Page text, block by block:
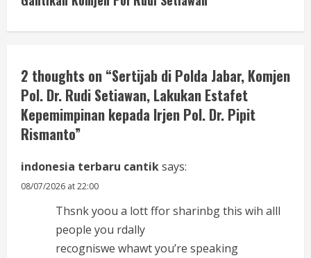
n
u
e
R
e
a
d
2 thoughts on “Sertijab di Polda Jabar, Komjen
Pol. Dr. Rudi Setiawan, Lakukan Estafet
Kepemimpinan kepada Irjen Pol. Dr. Pipit
Rismanto”
indonesia terbaru cantiksays:
08/07/2026 at 22:00
Thsnk yoou a lott ffor sharinbg this wih alll
people you rdally
recogniswe whawt you’re speaking